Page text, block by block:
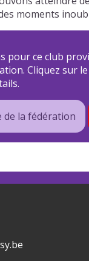
moments
pour ce club
Cliquez sur
de la fédération